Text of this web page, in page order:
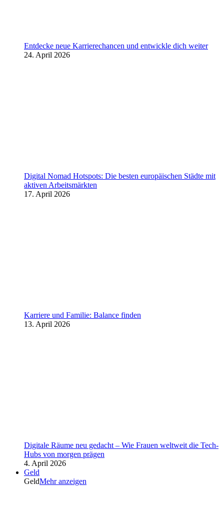
Entdecke neue Karrierechancen und entwickle dich weiter
24. April 2026
Digital Nomad Hotspots: Die besten europäischen Städte mit
aktiven Arbeitsmärkten
17. April 2026
Karriere und Familie: Balance finden
13. April 2026
Digitale Räume neu gedacht – Wie Frauen weltweit die Tech-
Hubs von morgen prägen
4. April 2026
Geld
GeldMehr anzeigen